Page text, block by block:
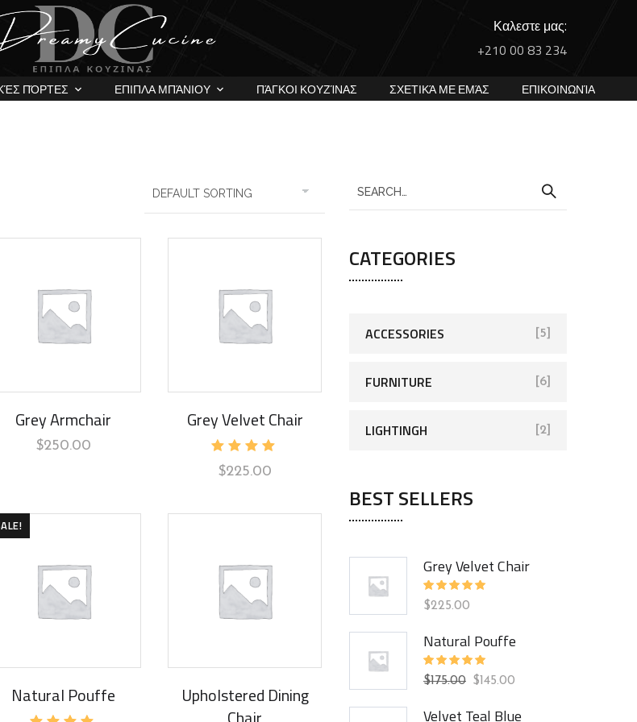
Καλεστε μας:
+210 00 83 234
ΠΌΡΤΕΣ ΕΠΙΠΛΑ ΜΠΆΝΙΟΥ ΠΆΓΚΟΙ ΚΟΥΖΊΝΑΣ ΣΧΕΤΙΚΆ ΜΕ ΕΜΆΣ ΕΠΙΚΟΙΝΩΝΊΑ
Grey Armchair
$250.00
Grey Velvet Chair
Rated
5.00
$225.00
Natural Pouffe
Upholstered Dining
CATEGORIES
ACCESSORIES [5]
FURNITURE [6]
LIGHTINGH [2]
BEST SELLERS
Grey Velvet Chair
Rated
5.00out
$225.00
Natural Pouffe
Rated
5.00out
$175.00 $ 145.00
Velvet Teal Blue